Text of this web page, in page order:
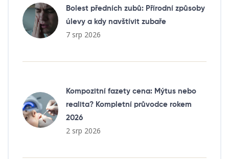
Bolest předních zubů: Přírodní způsoby
úlevy a kdy navštívit zubaře
7 srp 2026
Kompozitní fazety cena: Mýtus nebo
realita? Kompletní průvodce rokem
2026
2 srp 2026